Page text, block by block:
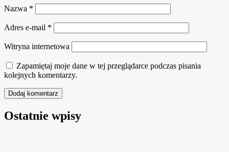
Nazwa *
Adres e-mail *
Witryna internetowa
Zapamiętaj moje dane w tej przeglądarce podczas pisania
kolejnych komentarzy.
Ostatnie wpisy